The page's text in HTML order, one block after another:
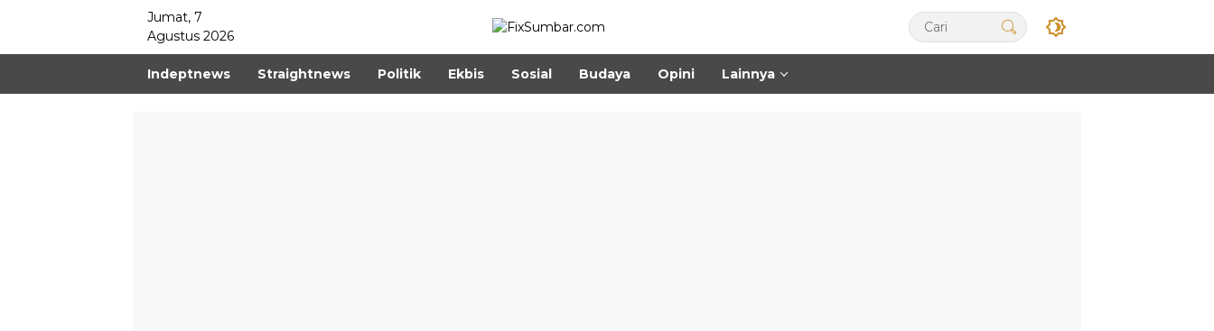
Jumat, 7
Agustus 2026
Indeptnews Straightnews Politik Ekbis Sosial Budaya Opini Lainnya